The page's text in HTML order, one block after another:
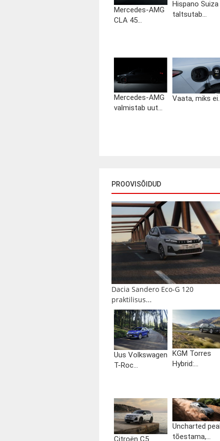
Mercedes-AMG
CLA 45...
Hispano Suiza
taltsutab...
Mercedes-AMG
valmistab uut...
Vaata, miks
PROOVISÕIDUD
Dacia Sandero Eco-G 120
praktilisus...
Uus Volkswagen
T-Roc...
KGM Torres
Hybrid:...
Citroën C5
Uncharted
tõestama,...